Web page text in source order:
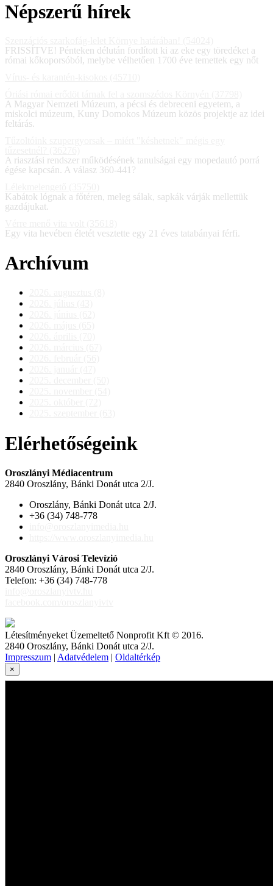
Népszerű hírek
FRISSÍTVE! Pénteken délután fordított ki az eke egy töredéket a
római kőkoporsóból, melybe vélhetően 1700 éve temettek egy nőt
A Magyar Nemzeti Múzeum, a pécsi és debreceni egyetem, a
miskolci múzeum, Kuny Domokos Múzeum közös projektje az idei
feltárás.
A riasztási rendszer működésének tanulságai egy mopedautó porrá
égése kapcsán. A válasz 360-441?
Kabátok lógnak a főtéren, meleg sálak, sapkák várják mellettük
gazdájukat.
Egy vita hevében életét vesztette egy 21 éves tatabányai férfi.
Archívum
Elérhetőségeink
Oroszlányi Médiacentrum
2840 Oroszlány, Bánki Donát utca 2/J.
Oroszlány, Bánki Donát utca 2/J.
+36 (34) 748-778
Oroszlányi Városi Televízió
2840 Oroszlány, Bánki Donát utca 2/J.
Telefon: +36 (34) 748-778
Létesítményeket Üzemeltető Nonprofit Kft © 2016.
2840 Oroszlány, Bánki Donát utca 2/J.
Impresszum | Adatvédelem | Oldaltérkép
×